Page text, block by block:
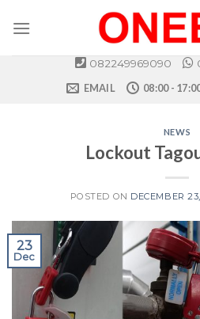
082249969090
EMAIL
08:00 -
NEWS
Lockout
POSTED ON DECEMBER
23
Dec